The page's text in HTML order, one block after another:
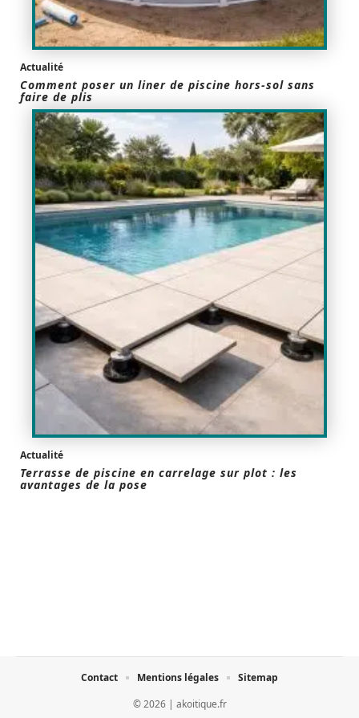
Actualité
Comment poser un liner de piscine hors-sol sans
faire de plis
Actualité
Terrasse de piscine en carrelage sur plot : les
avantages de la pose
© 2026 | akoitique.fr
Contact Mentions légales Sitemap